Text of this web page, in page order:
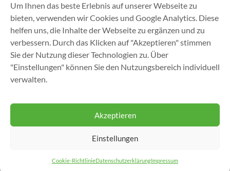
Um Ihnen das beste Erlebnis auf unserer Webseite zu
bieten, verwenden wir Cookies und Google Analytics. Diese
helfen uns, die Inhalte der Webseite zu ergänzen und zu
verbessern. Durch das Klicken auf "Akzeptieren" stimmen
Sie der Nutzung dieser Technologien zu. Über
"Einstellungen" können Sie den Nutzungsbereich individuell
verwalten.
Akzeptieren
Einstellungen
Cookie-RichtlinieDatenschutzerklärungImpressum
Januar 2017(1)
November 2016 (1)
November 2015(1)
Juni 2015(2)
November 2014
Gutekunst Formfedern GmbH